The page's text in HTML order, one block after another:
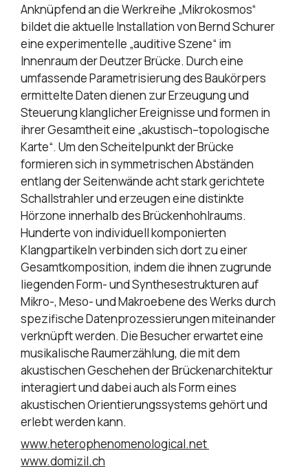
Anknüpfend an die Werkreihe „Mikrokosmos“
bildet die aktuelle Installation von Bernd Schurer
eine experimentelle „auditive Szene“ im
Innenraum der Deutzer Brücke. Durch eine
umfassende Parametrisierung des Baukörpers
ermittelte Daten dienen zur Erzeugung und
Steuerung klanglicher Ereignisse und formen in
ihrer Gesamtheit eine „akustisch–topologische
Karte“. Um den Scheitelpunkt der Brücke
formieren sich in symmetrischen Abständen
entlang der Seitenwände acht stark gerichtete
Schallstrahler und erzeugen eine distinkte
Hörzone innerhalb des Brückenhohlraums.
Hunderte von individuell komponierten
Klangpartikeln verbinden sich dort zu einer
Gesamtkomposition, indem die ihnen zugrunde
liegenden Form- und Synthesestrukturen auf
Mikro-, Meso- und Makroebene des Werks durch
spezifische Datenprozessierungen miteinander
verknüpft werden. Die Besucher erwartet eine
musikalische Raumerzählung, die mit dem
akustischen Geschehen der Brückenarchitektur
interagiert und dabei auch als Form eines
akustischen Orientierungssystems gehört und
erlebt werden kann.
www.heterophenomenological.net
www.domizil.ch